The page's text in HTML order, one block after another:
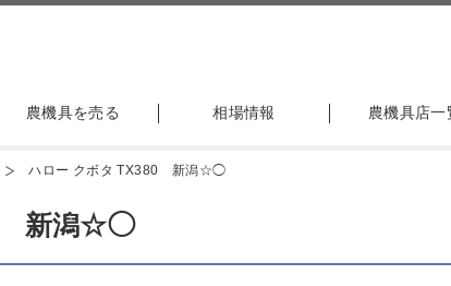
農機具を売る 相場情報 農機具店一
ハロー クボタ TX380 新潟☆◯
新潟☆◯